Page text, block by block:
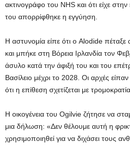
ακτινογράφο του NHS και ότι είχε
του απορρίφθηκε η εγγύηση.
Η αστυνομία είπε ότι ο Alodide
και μπήκε στη Βόρεια Ιρλανδία τον
άσυλο κατά την άφιξή του και του
Βασίλειο μέχρι το 2028. Οι αρχές
ότι η επίθεση σχετίζεται με τρομοκρατία.
Η οικογένεια του Ogilvie ζήτησε να
μια δήλωση: «Δεν θέλουμε αυτή η
χρησιμοποιηθεί για να διχάσει τους